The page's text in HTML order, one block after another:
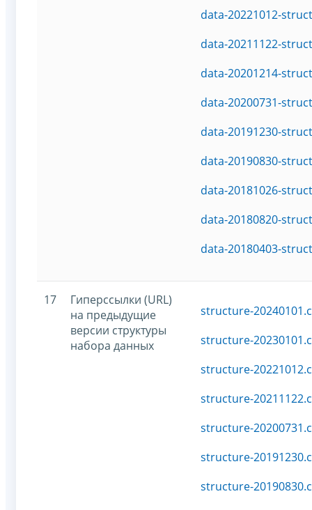
data-20221012-
data-20211122-
data-20201214-
data-20200731-
data-20191230-
data-20190830-
data-20181026-
data-20180820-
data-20180403-
17
Гиперссылки (URL)
на предыдущие
версии структуры
набора данных
structure-
structure-
structure-
structure-
structure-
structure-
structure-